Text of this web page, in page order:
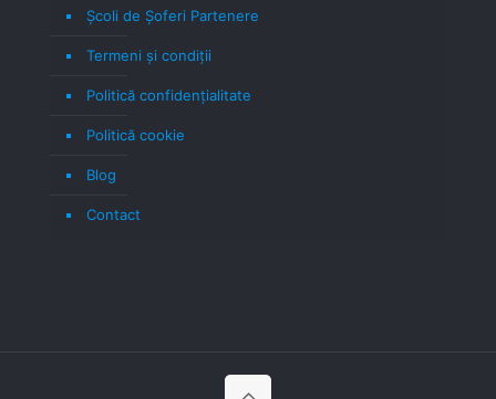
Școli de Șoferi Partenere
Termeni şi condiţii
Politică confidenţialitate
Politică cookie
Blog
Contact